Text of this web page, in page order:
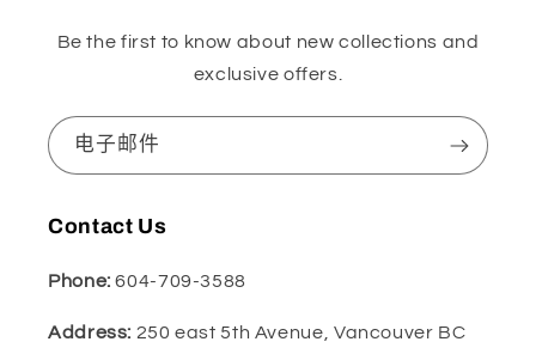
Be the first to know about new collections and
exclusive offers.
电子邮件
Contact Us
Phone:604-709-3588
Address: 250 east 5th Avenue, Vancouver BC